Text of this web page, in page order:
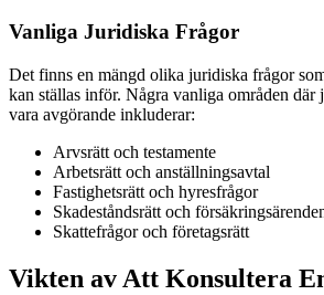
Vanliga Juridiska Frågor
Det finns en mängd olika juridiska frågor
kan ställas inför. Några vanliga områden där
vara avgörande inkluderar:
Arvsrätt och testamente
Arbetsrätt och anställningsavtal
Fastighetsrätt och hyresfrågor
Skadeståndsrätt och
Skattefrågor och företagsrätt
Vikten av Att Konsultera